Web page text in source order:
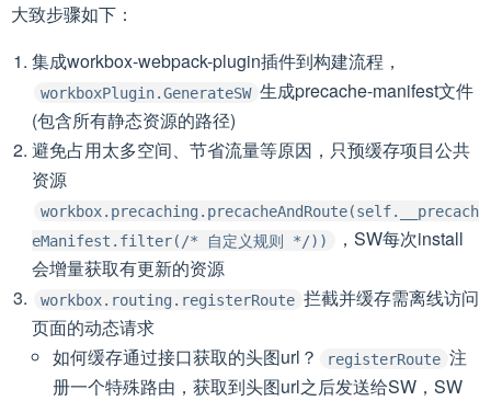
大致步骤如下：
集成workbox-webpack-plugin插件到构建流程，
workboxPlugin.GenerateSW 生成precache-manifest文件
(包含所有静态资源的路径)
避免占用太多空间、节省流量等原因，只预缓存项目公共
资源
workbox.precaching.precacheAndRoute(self.__precach
eManifest.filter(/* 自定义规则 */))
，SW每次install
会增量获取有更新的资源
workbox.routing.registerRoute 拦截并缓存需离线访问
页面的动态请求
如何缓存通过接口获取的头图url？
registerRoute 注
册一个特殊路由，获取到头图url之后发送给SW，SW